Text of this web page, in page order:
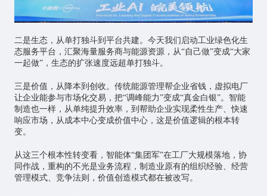
二是生态，从单打独斗到平台共建。今天我们启动工业绿色化生
态服务平台，汇聚海量服务商与能源资源，从“自己做”变成“大家
一起做”，生态的扩张速度远超单打独斗。
三是价值，从降本到创收。传统能源管理帮企业省钱，虚拟电厂
让企业能参与市场化交易，把“调峰能力”变成“真金白银”。智能
制造也一样，从单纯提升效率，到帮助企业实现柔性生产、快速
响应市场，从成本中心变成价值中心，这是价值逻辑的根本转
变。
从这三个根本性转变看，智能体“集团军”在工厂大规模落地，协
同作战，重构的不光是业务流程，制造业原有的组织经验、经营
管理模式、竞争法则，价值创造模式都在被改写。